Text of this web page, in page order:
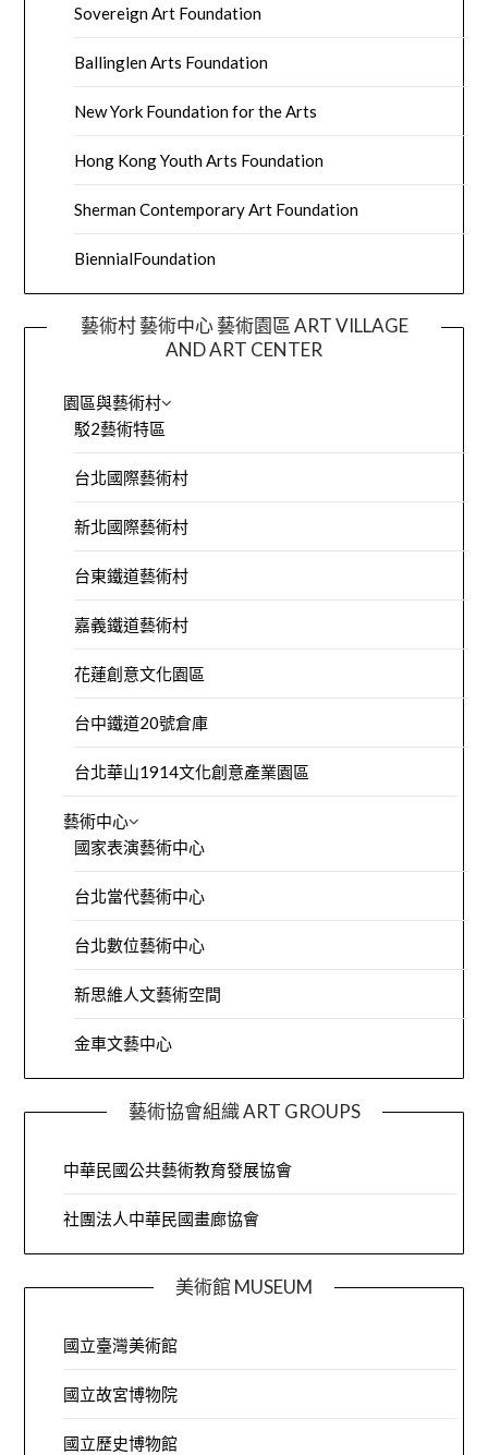
Sovereign Art Foundation
Ballinglen Arts Foundation
New York Foundation for the Arts
Hong Kong Youth Arts Foundation
Sherman Contemporary Art Foundation
BiennialFoundation
藝術村 藝術中心 藝術園區 ART VILLAGE
AND ART CENTER
園區與藝術村
駁2藝術特區
台北國際藝術村
新北國際藝術村
台東鐵道藝術村
嘉義鐵道藝術村
花蓮創意文化園區
台中鐵道20號倉庫
台北華山1914文化創意產業園區
藝術中心
國家表演藝術中心
台北當代藝術中心
台北數位藝術中心
新思維人文藝術空間
金車文藝中心
藝術協會組織 ART GROUPS
中華民國公共藝術教育發展協會
社團法人中華民國畫廊協會
美術館 MUSEUM
國立臺灣美術館
國立故宮博物院
國立歷史博物館